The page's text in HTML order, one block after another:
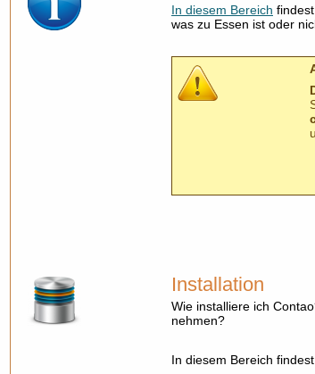
In diesem Bereich
was zu Essen ist oder
Installation
Wie installiere ich
nehmen?
In diesem Bereich